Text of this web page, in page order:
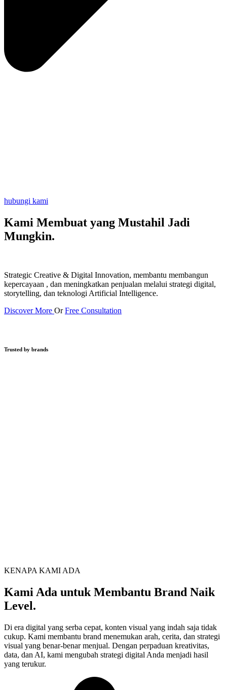
hubungi kami
Kami Membuat yang Mustahil Jadi
Mungkin.
Strategic Creative & Digital Innovation, membantu membangun
kepercayaan , dan meningkatkan penjualan melalui strategi digital,
storytelling, dan teknologi Artificial Intelligence.
Discover More Or Free Consultation
Trusted by brands
KENAPA KAMI ADA
Kami Ada untuk Membantu Brand Naik
Level.
Di era digital yang serba cepat, konten visual yang indah saja tidak
cukup. Kami membantu brand menemukan arah, cerita, dan strategi
visual yang benar-benar menjual. Dengan perpaduan kreativitas,
data, dan AI, kami mengubah strategi digital Anda menjadi hasil
yang terukur.